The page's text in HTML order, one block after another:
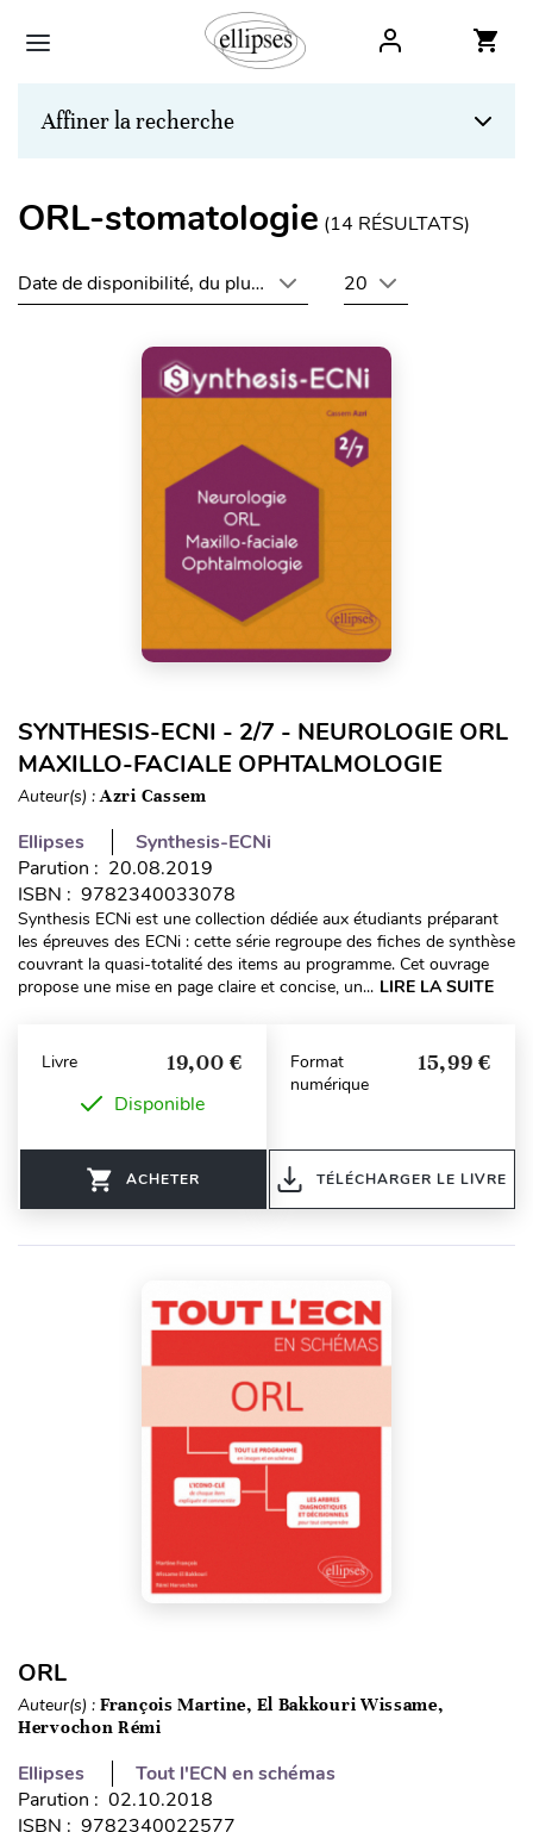
Affiner la recherche
ORL-stomatologie (14 RÉSULTATS)
Date de disponibilité, du plus récent au plus ancien
20
SYNTHESIS-ECNI - 2/7 - NEUROLOGIE ORL
MAXILLO-FACIALE OPHTALMOLOGIE
Auteur(s) :Azri Cassem
Ellipses
Synthesis-ECNi
Parution : 20.08.2019
ISBN : 9782340033078
Synthesis ECNi est une collection dédiée aux étudiants préparant
les épreuves des ECNi : cette série regroupe des fiches de synthèse
couvrant la quasi-totalité des items au programme. Cet ouvrage
propose une mise en page claire et concise, un... LIRE LA SUITE
Livre 19,00 €
Disponible
ACHETER
Format
numérique
15,99 €
TÉLÉCHARGER LE LIVRE
ORL
Auteur(s) : François Martine, El Bakkouri Wissame,
Hervochon Rémi
Ellipses
Tout l'ECN en schémas
Parution : 02.10.2018
ISBN : 9782340022577